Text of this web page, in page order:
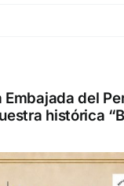
del
histórica